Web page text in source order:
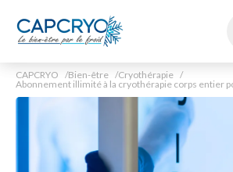
CAPCRYO Bien-être
Cryothérapie
Abonnement illimité à la cryothérapie corps entier